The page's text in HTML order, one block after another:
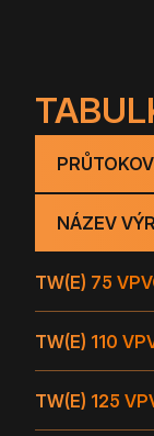
NÁZEV
TW(E) 75 V
TW(E) 110 V
TW(E) 125 V